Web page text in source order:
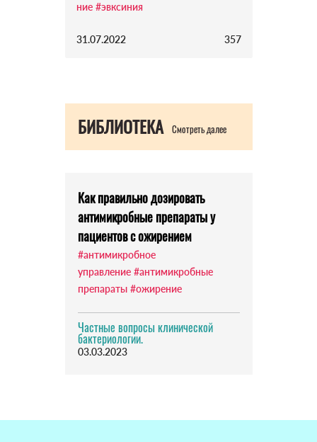
ние #эвксиния
31.07.2022 357
БИБЛИОТЕКА Смотреть далее
Как правильно дозировать
антимикробные препараты у
пациентов с ожирением
#антимикробное
управление #антимикробные
препараты #ожирение
Частные вопросы клинической
бактериологии.
03.03.2023